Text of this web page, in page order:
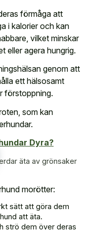
förmåga att
i kalorier och kan
vilket minskar
eller agera hungrig.
genom att
ett hälsosamt
förstoppning.
som kan
Dyra?
äta av grönsaker
morötter:
sätt att göra dem
att äta.
strö dem över deras